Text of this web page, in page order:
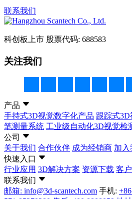
联系我们
科创板上市 股票代码: 688583
关注我们
产品
手持式3D视觉数字化产品 跟踪式
笔测量系统 工业级自动化3D视觉检
公司
关于我们 合作伙伴 成为经销商 加入
快速入口
行业应用 3D解决方案 资源下载 客
联系我们
邮箱: info@3d-scantech.com 手机: